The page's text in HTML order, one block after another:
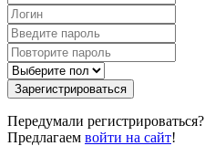
Зарегистрироваться
Передумали регистрироваться?
Предлагаем войти на сайт!